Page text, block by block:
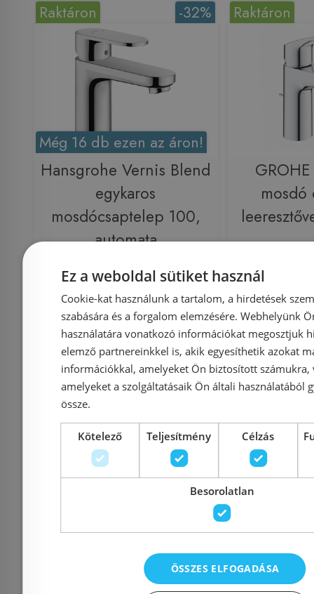
-32%
Raktáron
Még 16 db ezen az áron!
Hansgrohe Vernis Blend
egykaros
mosdócsaptelep 100,
automata
71551000
Azonosító: 187584
Cikkszám: 71551000
43 228 Ft29 500 Ft
Kosárba
Raktáron
mosdó
29 348 Ft
-32%
Raktáron
Még 16 db ezen az áron!
Raktáron
Még 5 db
Ez a weboldal sütiket használ
Cookie-kat használunk a tartalom, a hirdetések
szabására és a forgalom elemzésére. Webhelyünk
használatára vonatkozó információkat megosztjuk
elemző partnereinkkel is, akik egyesíthetik azokat
információkkal, amelyeket Ön biztosított számukra,
amelyeket a szolgáltatásaik Ön általi használatából
össze.
Kötelező Teljesítmény Célzás
Besorolatlan
ÖSSZES ELFOGADÁSA